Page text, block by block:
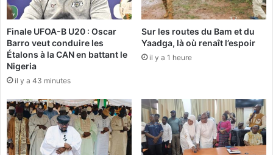
t
i
o
n
a
l
e
a
r
l
a
A
u
s
e
i
n
e
s
F
D
Finale UFOA-B U20 : Oscar
Barro veut conduire les
Étalons à la CAN en battant le
Nigeria
il y a 43 minutes
Sur les routes du Bam et du
Yaadga, là où renaît l’espoir
il y a 1 heure